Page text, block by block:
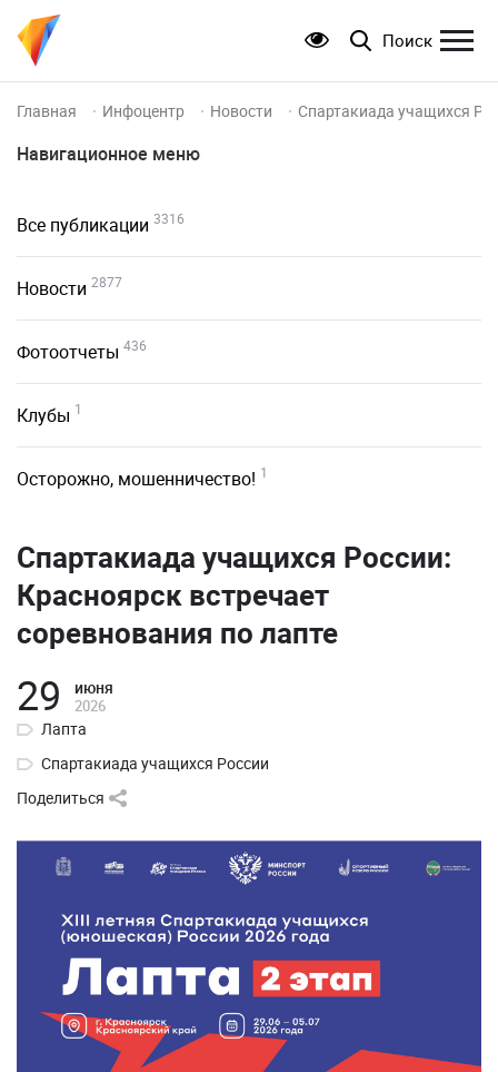
Поиск
Главная Инфоцентр Новости Спартакиада учащихся
Навигационное меню
Все публикации 3316
Новости 2877
Фотоотчеты 436
Клубы 1
Осторожно, мошенничество! 1
Спартакиада учащихся России:
Красноярск встречает
соревнования по лапте
29 июня
2026
Лапта
Спартакиада учащихся России
Поделиться